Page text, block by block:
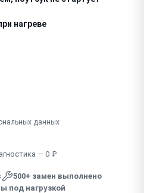
нагреве
в системе
данных
— 0 ₽
500+ замен выполнено
под нагрузкой